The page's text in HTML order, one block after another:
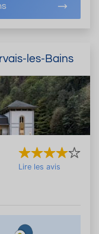
les-Bains
Lire les avis